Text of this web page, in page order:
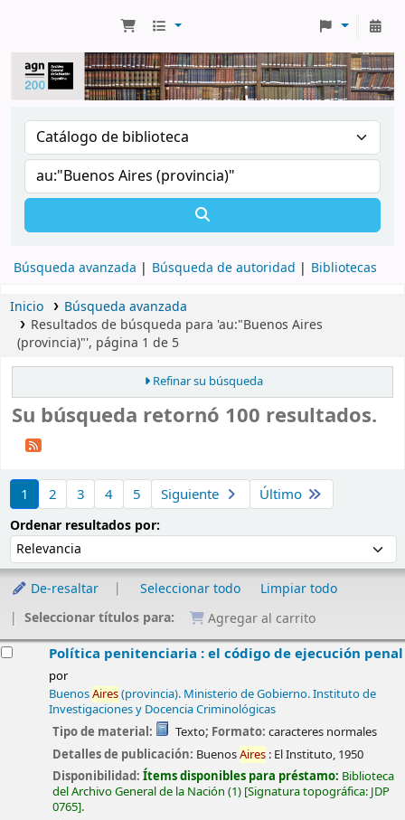
Búsqueda avanzada Búsqueda de autoridad Bibliotecas
Inicio
Búsqueda avanzada
Resultados de búsqueda para 'au:"Buenos Aires
(provincia)"', página 1 de 5
Refinar su búsqueda
Su búsqueda retornó 100 resultados.
1
2 3 4 5 Siguiente Último
Ordenar resultados por:
De-resaltar Seleccionar todo
Limpiar todo
Seleccionar títulos para:
Agregar al carrito
Política penitenciaria : el código de ejecución penal
por
BuenosAires(provincia). Ministerio de Gobierno. Instituto de
Investigaciones y Docencia Criminológicas
Tipo de material: Texto; Formato: caracteres normales
Detalles de publicación: BuenosAires : El Instituto, 1950
Disponibilidad:Ítems disponibles para préstamo: Biblioteca
del Archivo General de la Nación (1) Signatura topográfica: JDP
0765 .